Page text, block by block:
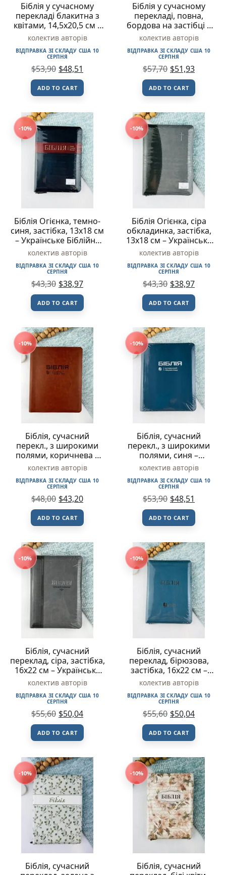
Біблія у сучасному
перекладі блакитна з
квітами, 14,5х20,5 см –
Українське Біблійне
Товариство
колектив авторів
ВІДПРАВКА ЗІ СКЛАДУ США 10
СЕРПНЯ
$53,90 $48,51
ADD TO CART
Біблія у сучасному
перекладі, повна,
бордова на застібці –
Українське Біблійне
Товариство
колектив авторів
ВІДПРАВКА ЗІ СКЛАДУ США 10
СЕРПНЯ
$57,70 $51,93
ADD TO CART
-10%
Біблія Огієнка, темно-
синя, застібка, 13х18 см
– Українське Біблійне
Товариство
колектив авторів
ВІДПРАВКА ЗІ СКЛАДУ США 10
СЕРПНЯ
$43,30 $38,97
ADD TO CART
-10%
Біблія Огієнка, сіра
обкладинка, застібка,
13х18 см – Українське
Біблійне Товариство
колектив авторів
ВІДПРАВКА ЗІ СКЛАДУ США 10
СЕРПНЯ
$43,30 $38,97
ADD TO CART
-10%
Біблія, сучасний
перекл., з широкими
полями, коричнева –
Українське Біблійне
Товариство
колектив авторів
ВІДПРАВКА ЗІ СКЛАДУ США 10
СЕРПНЯ
$48,00 $43,20
ADD TO CART
-10%
Біблія, сучасний
перекл., з широкими
полями, синя –
Українське Біблійне
Товариство
колектив авторів
ВІДПРАВКА ЗІ СКЛАДУ США 10
СЕРПНЯ
$53,90 $48,51
ADD TO CART
-10%
Біблія, сучасний
переклад, сіра, застібка,
16х22 см – Українське
Біблійне Товариство
колектив авторів
ВІДПРАВКА ЗІ СКЛАДУ США 10
СЕРПНЯ
$55,60 $50,04
ADD TO CART
-10%
Біблія, сучасний
переклад, бірюзова,
застібка, 16х22 см –
Українське Біблійне
Товариство
колектив авторів
ВІДПРАВКА ЗІ СКЛАДУ США 10
СЕРПНЯ
$55,60 $50,04
ADD TO CART
-10%
Біблія, сучасний
-10%
Біблія, сучасний